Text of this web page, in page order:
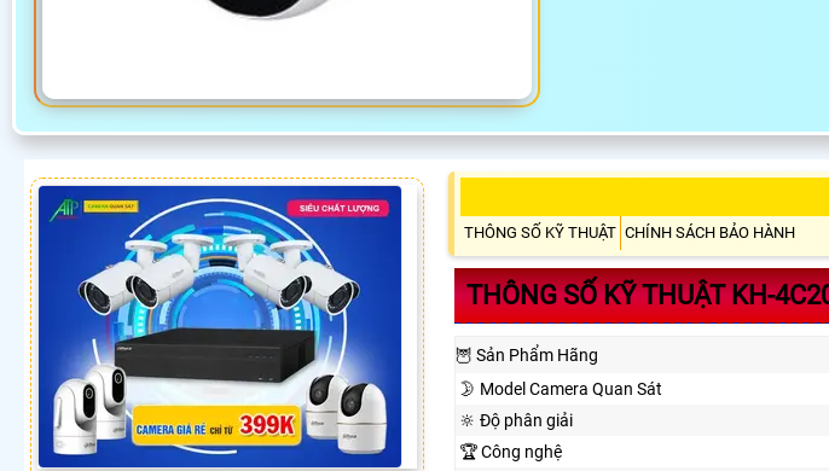
THÔNG SỐ KỸ THUẬT CHÍNH SÁCH BẢO HÀNH
THÔNG SỐ KỸ THUẬT KH-
🦉 Sản Phẩm Hãng
🌛 Model Camera Quan Sát
🔆 Độ phân giải
🏆 Công nghệ